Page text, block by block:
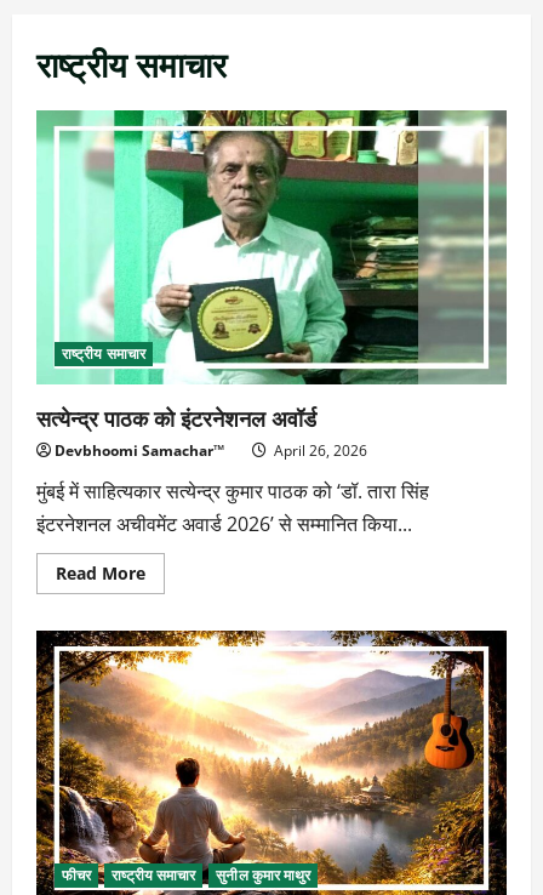
राष्ट्रीय समाचार
राष्ट्रीय समाचार
सत्येन्द्र पाठक को इंटरनेशनल अवॉर्ड
Devbhoomi Samachar™ April 26, 2026
मुंबई में साहित्यकार सत्येन्द्र कुमार पाठक को ‘डॉ. तारा सिंह
इंटरनेशनल अचीवमेंट अवार्ड 2026’ से सम्मानित किया...
Read MoreRead
more
पाठक
को
इंटरनेशनल
अवॉर्ड
फीचर राष्ट्रीय समाचार सुनील कुमार माथुर